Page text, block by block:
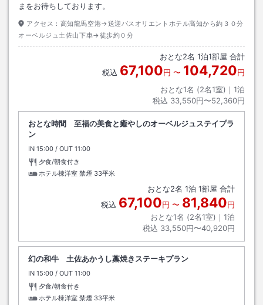
まをお待ちしております。
アクセス： 高知龍馬空港→送迎バスオリエントホテル高知から約３０分
オーベルジュ土佐山下車→徒歩約０分
おとな2名 1泊1部屋 合計
税込 67,100円 〜 104,720円
おとな1名 (2名1室)｜ 1泊
税込 33,550円〜52,360円
おとな時間 至福の美食と癒やしのオーベルジュステイプラ
ン
IN チェックイン
15:00 / OUT チェックアウト
11:00
夕食/朝食付き
ホテル棟洋室 禁煙 33平米
おとな2名 1泊 1部屋 合計
税込 67,100円 〜 81,840円
おとな1名 (2名1室)｜ 1泊
税込 33,550円〜40,920円
幻の和牛 土佐あかうし藁焼きステーキプラン
IN チェックイン
15:00 / OUT チェックアウト
11:00
夕食/朝食付き
ホテル棟洋室 禁煙 33平米